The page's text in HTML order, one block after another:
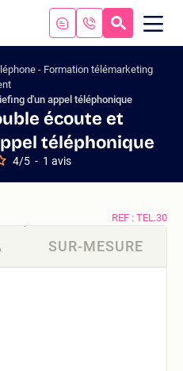
- Formation télémarketing
d'un appel téléphonique
écoute et
téléphonique
4/5 - 1 avis
REF : TEL.30
SUR-MESURE